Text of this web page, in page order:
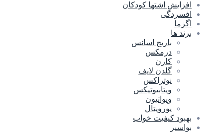
افزایش اشتها کودکان
افسردگی
اگزما
برند ها
باریج اسانس
درمکس
کارن
گلدن لایف
نوتراکس
ویتابیوتیکس
ویواتیون
یورویتال
بهبود کیفیت خواب
بواسیر